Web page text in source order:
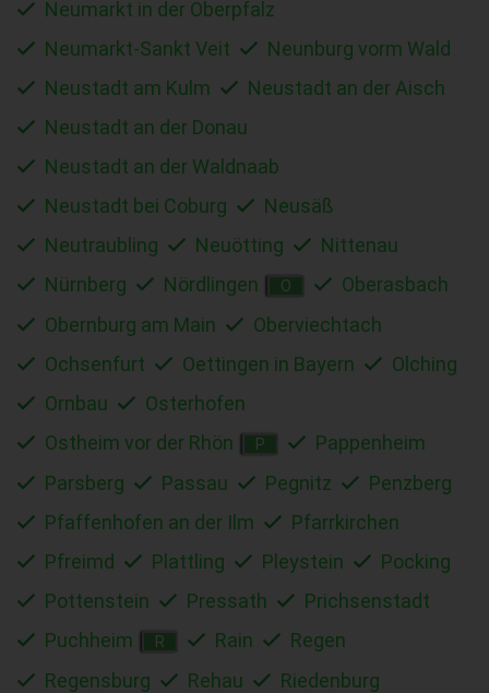
Neumarkt in der Oberpfalz
Neumarkt-Sankt Veit
Neunburg vorm Wald
Neustadt am Kulm
Neustadt an der Aisch
Neustadt an der Donau
Neustadt an der Waldnaab
Neustadt bei Coburg
Neusäß
Neutraubling
Neuötting
Nittenau
Nürnberg
Nördlingen O
Oberasbach
Obernburg am Main
Oberviechtach
Ochsenfurt
Oettingen in Bayern
Olching
Ornbau
Osterhofen
Ostheim vor der Rhön
P
Pappenheim
Parsberg
Passau Pegnitz
Penzberg
Pfaffenhofen an der Ilm
Pfarrkirchen
Pfreimd
Plattling Pleystein
Pocking
Pottenstein
Pressath
Prichsenstadt
Puchheim
R Rain
Regen
Regensburg
Rehau
Riedenburg